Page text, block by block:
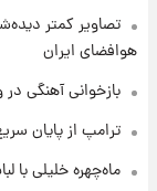
تصاویر کمتر
هوافضای ایران
بازخوانی آهنگی
ترامپ از پایان
ماه‌چهره خلیلی با